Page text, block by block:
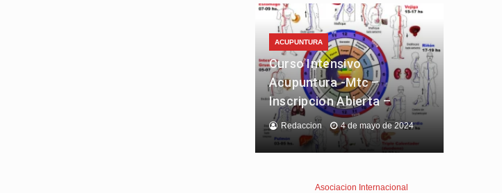
ACUPUNTURA
Curso Intensivo
Acupuntura -Mtc –
Inscripcion Abierta –
Redaccion 4 de mayo de 2024
Asociacion Internacional